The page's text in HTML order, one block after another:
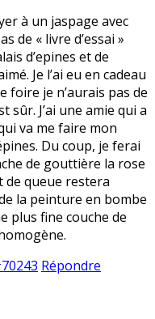
à un jaspage avec
de « livre d’essai »
d’epines et de
Je l’ai eu en cadeau
foire je n’aurais pas de
sûr. J’ai une amie qui a
va me faire mon
Du coup, je ferai
de gouttière la rose
de queue restera
la peinture en bombe
plus fine couche de
Répondre